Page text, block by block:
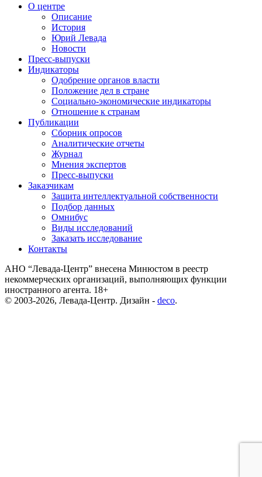
О центре
Описание
История
Юрий Левада
Новости
Пресс-выпуски
Индикаторы
Одобрение органов власти
Положение дел в стране
Социально-экономические индикаторы
Отношение к странам
Публикации
Сборник опросов
Аналитические отчеты
Журнал
Мнения экспертов
Пресс-выпуски
Заказчикам
Защита интеллектуальной собственности
Подбор данных
Омнибус
Виды исследований
Заказать исследование
Контакты
АНО “Левада-Центр” внесена Минюстом в реестр
некоммерческих организаций, выполняющих функции
иностранного агента. 18+
© 2003-2026, Левада-Центр. Дизайн - deco.